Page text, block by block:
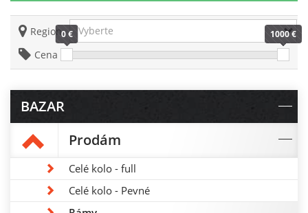
Region
Vyberte
Cena
0 € 1000 €
BAZAR
Prodám
Celé kolo - full
Celé kolo - Pevné